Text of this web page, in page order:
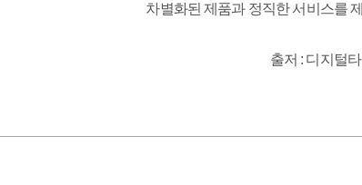
차별화된 제품과 정직한 서비스를
출저 : 디지털